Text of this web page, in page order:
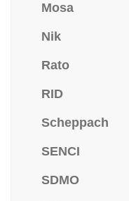
Mosa
Nik
Rato
RID
Scheppach
SENCI
SDMO